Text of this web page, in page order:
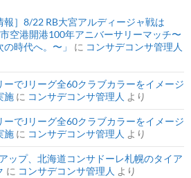
報］8/22 RB大宮アルディージャ戦は
市空港開港100年アニバーサリーマッチ〜
時代へ。〜」
に コンサデコンサ管理人
でJリーグ全60クラブカラーをイメージ
施 に コンサデコンサ管理人 より
でJリーグ全60クラブカラーをイメージ
施 に コンサデコンサ管理人 より
ップ、北海道コンサドーレ札幌のタイア
に コンサデコンサ管理人 より